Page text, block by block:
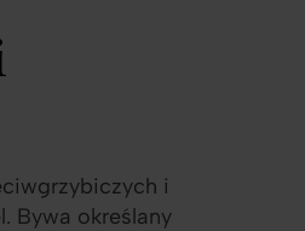
i
Bywa określany